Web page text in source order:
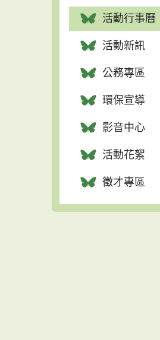
活動行事曆
活動新訊
公務專區
環保宣導
影音中心
活動花絮
徵才專區